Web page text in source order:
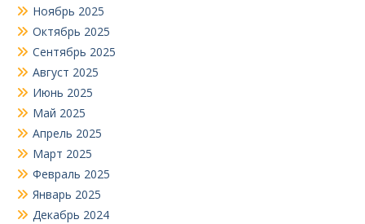
Ноябрь 2025
Октябрь 2025
Сентябрь 2025
Август 2025
Июнь 2025
Май 2025
Апрель 2025
Март 2025
Февраль 2025
Январь 2025
Декабрь 2024